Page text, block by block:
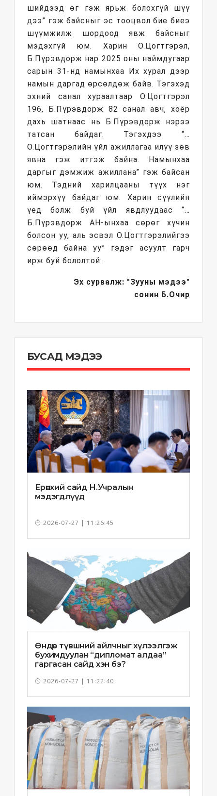
шийдээд өг гэж ярьж болохгүй шүү
дээ” гэж байсныг эс тооцвол бие биеэ
шүүмжилж шордоод явж байсныг
мэдэхгүй юм. Харин О.Цогтгэрэл,
Б.Пүрэвдорж нар 2025 оны наймдугаар
сарын 31-нд намынхаа Их хурал дээр
намын даргад өрсөлдөж байв. Тэгэхэд
эхний санал хураалтаар О.Цогтгэрэл
196, Б.Пүрэвдорж 82 санал авч, хоёр
дахь шатнаас нь Б.Пүрэвдорж нэрээ
татсан байдаг. Тэгэхдээ “…
О.Цогтгэрэлийн үйл ажиллагаа илүү зөв
явна гэж итгэж байна. Намынхаа
даргыг дэмжиж ажиллана” гэж байсан
юм. Тэдний харилцааны түүх нэг
иймэрхүү байдаг юм. Харин сүүлийн
үед болж буй үйл явдлуудаас “…
Б.Пүрэвдорж АН-ынхаа сөрөг хүчин
болсон уу, аль эсвэл О.Цогтгэрэлийгээ
сөрөөд байна уу” гэдэг асуулт гарч
ирж буй бололтой.
Эх сурвалж: "Зууны мэдээ"
сонин Б.Очир
БУСАД МЭДЭЭ
Ерөнхий сайд Н.Учралын
мэдэгдлүүд
2026-07-27 | 11:26:45
Өндөр түвшний айлчныг хүлээлгэж
бухимдуулан “дипломат алдаа”
гаргасан сайд хэн бэ?
2026-07-27 | 11:22:40